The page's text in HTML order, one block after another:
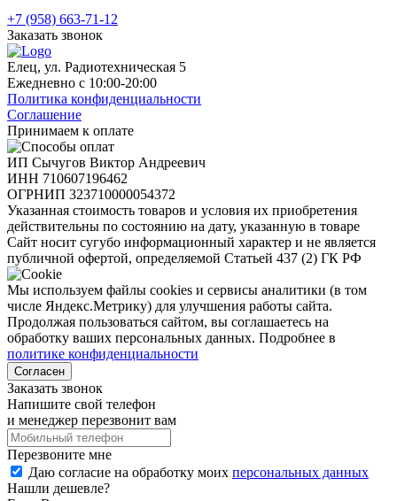
+7 (958) 663-71-12
Заказать звонок
Елец, ул. Радиотехническая 5
Ежедневно с 10:00-20:00
Политика конфиденциальности
Соглашение
Принимаем к оплате
ИП Сычугов Виктор Андреевич
ИНН 710607196462
ОГРНИП 323710000054372
Указанная стоимость товаров и условия их приобретения
действительны по состоянию на дату, указанную в товаре
Сайт носит сугубо информационный характер и не является
публичной офертой, определяемой Статьей 437 (2) ГК РФ
Мы используем файлы cookies и сервисы аналитики (в том
числе Яндекс.Метрику) для улучшения работы сайта.
Продолжая пользоваться сайтом, вы соглашаетесь на
обработку ваших персональных данных. Подробнее в
политике конфиденциальности
Согласен
Заказать звонок
Напишите свой телефон
и менеджер перезвонит вам
Перезвоните мне
Даю согласие на обработку моих персональных данных
Нашли дешевле?